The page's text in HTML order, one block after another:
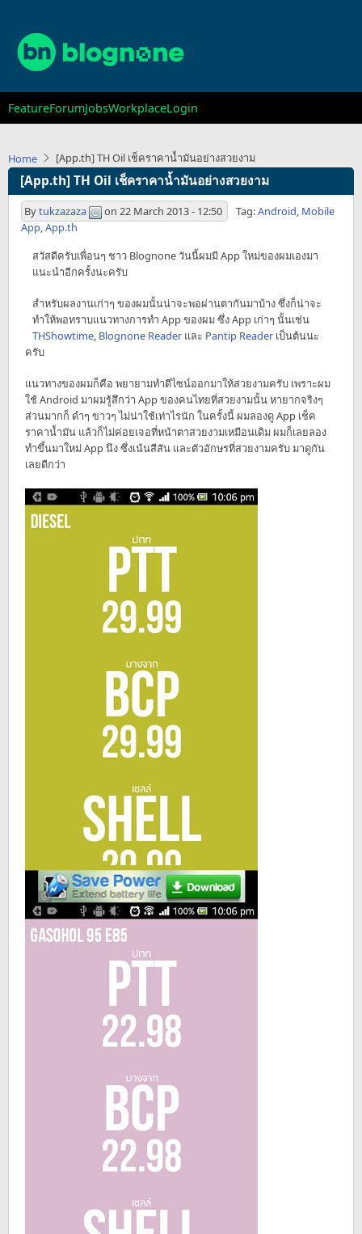
main
content
Main
navigation
FeatureForumJobsWorkplaceLogin
Home [App.th] TH Oil เช็คราคาน้ำมันอย่างสวยงาม
[App.th] TH Oil เช็คราคาน้ำมันอย่างสวยงาม
Bytukzazaza on 22 March 2013 - 12:50 Tag:Android, Mobile
App,App.th
สวัสดีครับเพื่อนๆ ชาว Blognone วันนี้ผมมี App ใหม่ของผมเองมา
แนะนำอีกครั้งนะครับ
สำหรับผลงานเก่าๆ ของผมนั้นน่าจะพอผ่านตากันมาบ้าง ซึ่งก็น่าจะ
ทำให้พอทราบแนวทางการทำ App ของผม ซึ่ง App เก่าๆ นั้นเช่น
THShowtime, Blognone Reader และ Pantip Reader เป็นต้นนะ
ครับ
แนวทางของผมก็คือ พยายามทำดีไซน์ออกมาให้สวยงามครับ เพราะผม
ใช้ Android มาผมรู้สึกว่า App ของคนไทยที่สวยงามนั้น หายากจริงๆ
ส่วนมากก็ ดำๆ ขาวๆ ไม่น่าใช้เท่าไรนัก ในครั้งนี้ ผมลองดู App เช็ค
ราคาน้ำมัน แล้วก็ไม่ค่อยเจอที่หน้าตาสวยงามเหมือนเดิม ผมก็เลยลอง
ทำขึ้นมาใหม่ App นึง ซึ่งเน้นสีสัน และตัวอักษรที่สวยงามครับ มาดูกัน
เลยดีกว่า